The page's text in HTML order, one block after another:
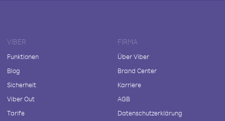
VIBER
Funktionen
Blog
Sicherheit
Viber Out
Tarife
FIRMA
Über Viber
Brand Center
Karriere
AGB
Datenschutzerklärung